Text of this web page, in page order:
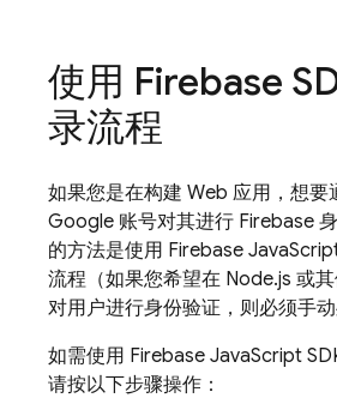
使用 Firebase
录流程
如果您是在构建 Web 应用，想要
Google 账号对其进行 Firebase
的方法是使用 Firebase
流程（如果您希望在 Node.js 或
对用户进行身份验证，则必须手动
如需使用 Firebase JavaScript
请按以下步骤操作：